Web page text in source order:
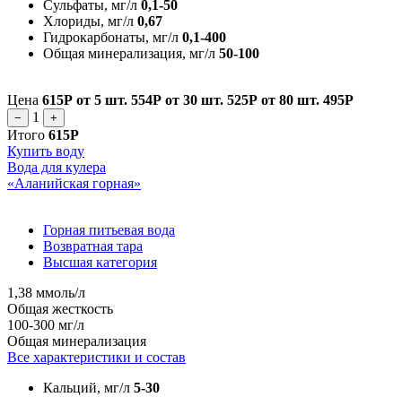
Сульфаты, мг/л 0,1-50
Хлориды, мг/л 0,67
Гидрокарбонаты, мг/л 0,1-400
Общая минерализация, мг/л 50-100
Цена 615Р от 5 шт. 554Р от 30 шт. 525Р от 80 шт. 495Р
− 1 +
Итого 615Р
Купить воду
Вода для кулера
«Аланийская горная»
Горная питьевая вода
Возвратная тара
Высшая категория
1,38 ммоль/л
Общая жесткость
100-300 мг/л
Общая минерализация
Все характеристики и состав
Кальций, мг/л 5-30